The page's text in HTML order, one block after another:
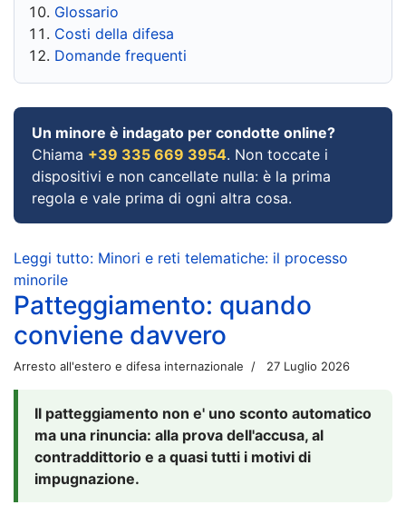
Glossario
Costi della difesa
Domande frequenti
Un minore è indagato per condotte online?
Chiama +39 335 669 3954. Non toccate i
dispositivi e non cancellate nulla: è la prima
regola e vale prima di ogni altra cosa.
Leggi tutto: Minori e reti telematiche: il processo
minorile
Patteggiamento: quando
conviene davvero
Arresto all'estero e difesa internazionale 27 Luglio 2026
Il patteggiamento non e' uno sconto automatico
ma una rinuncia: alla prova dell'accusa, al
contraddittorio e a quasi tutti i motivi di
impugnazione.